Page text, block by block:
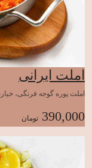
املت ایرانی
املت پوره گوجه فرنگی،
390,000 تومان